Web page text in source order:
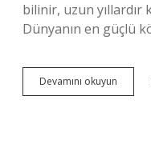
bilinir, uzun yıllardır
Dünyanın en güçlü
Devamını okuyun
En